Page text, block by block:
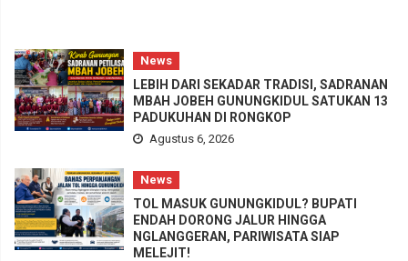
News
LEBIH DARI SEKADAR TRADISI, SADRANAN
MBAH JOBEH GUNUNGKIDUL SATUKAN 13
PADUKUHAN DI RONGKOP
Agustus 6, 2026
News
TOL MASUK GUNUNGKIDUL? BUPATI
ENDAH DORONG JALUR HINGGA
NGLANGGERAN, PARIWISATA SIAP
MELEJIT!